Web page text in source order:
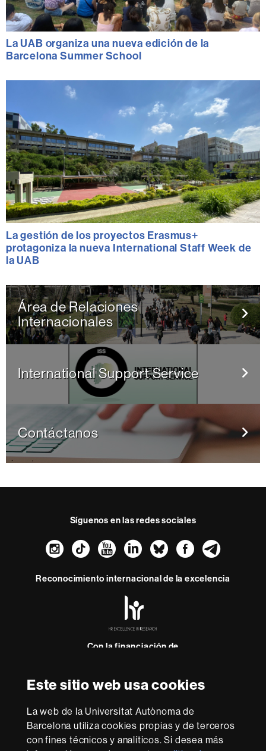
Este sitio web usa cookies
La web de la Universitat Autònoma de
Barcelona utiliza cookies propias y de terceros
con fines técnicos y analíticos. Si desea más
La UAB organiza una nueva edición de la
Barcelona Summer School
La gestión de los proyectos Erasmus+
protagoniza la nueva International Staff Week de
la UAB
Área de Relaciones
Internacionales
International Support Service
Contáctanos
Síguenos en las redes sociales
Instagram
TikTokYouTube
LinkedIn
Bluesky
Reconocimiento internacional de la excelencia
-
Con la financiación de
esta
web Aviso legal Protección de datos Sobre el
Accesibilidad web